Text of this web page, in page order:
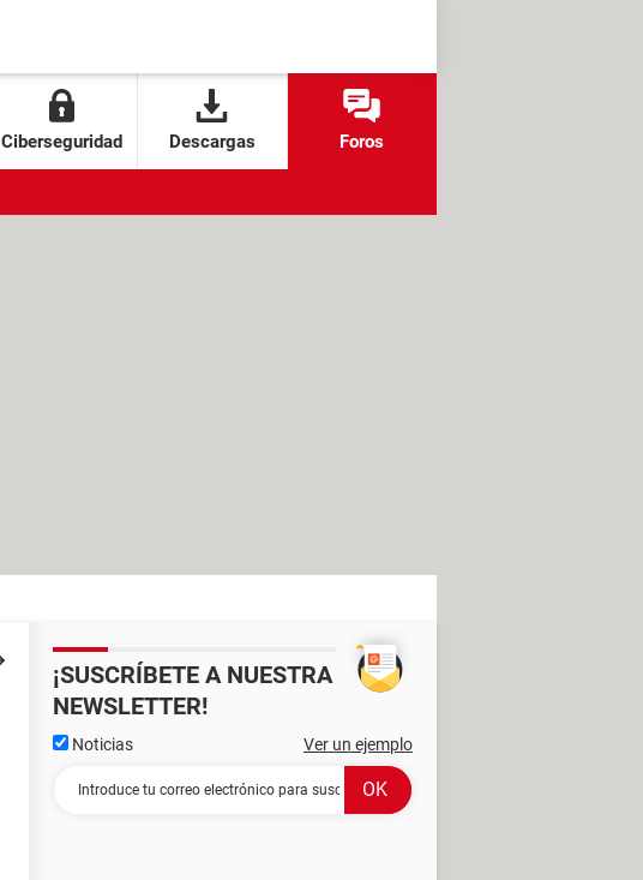
Ciberseguridad Descargas Foros
¡SUSCRÍBETE A NUESTRA
NEWSLETTER!
Noticias Ver un ejemplo